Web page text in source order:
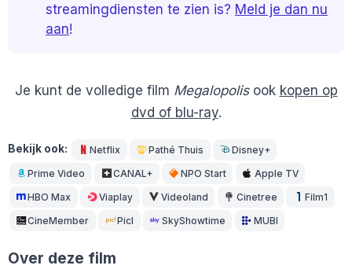
streamingdiensten te zien is? Meld je dan nu
aan!
Je kunt de volledige film Megalopolisook kopen op
dvd of blu-ray.
Bekijk ook: Netflix Pathé Thuis Disney+
Prime Video CANAL+ NPO Start Apple TV
HBO Max Viaplay Videoland Cinetree Film1
CineMember Picl SkyShowtime MUBI
Over deze film